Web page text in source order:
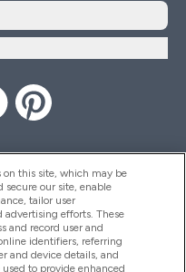
on this site, which may be
secure our site, enable
tailor user
advertising efforts. These
and record user and
identifiers, referring
and device details, and
to provide enhanced